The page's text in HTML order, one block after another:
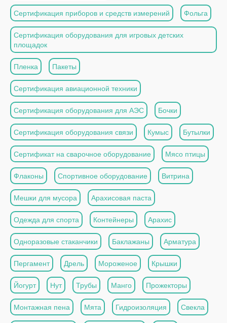
Сертификация приборов и средств измерений Фольга
Сертификация оборудования для игровых детских
площадок
Пленка Пакеты
Сертификация авиационной техники
Сертификация оборудования для АЭС Бочки
Сертификация оборудования связи Кумыс Бутылки
Сертификат на сварочное оборудование Мясо птицы
Флаконы Спортивное оборудование Витрина
Мешки для мусора Арахисовая паста
Одежда для спорта Контейнеры Арахис
Одноразовые стаканчики Баклажаны Арматура
Пергамент Дрель Мороженое Крышки
Йогурт Нут Трубы Манго Прожекторы
Монтажная пена Мята Гидроизоляция Свекла